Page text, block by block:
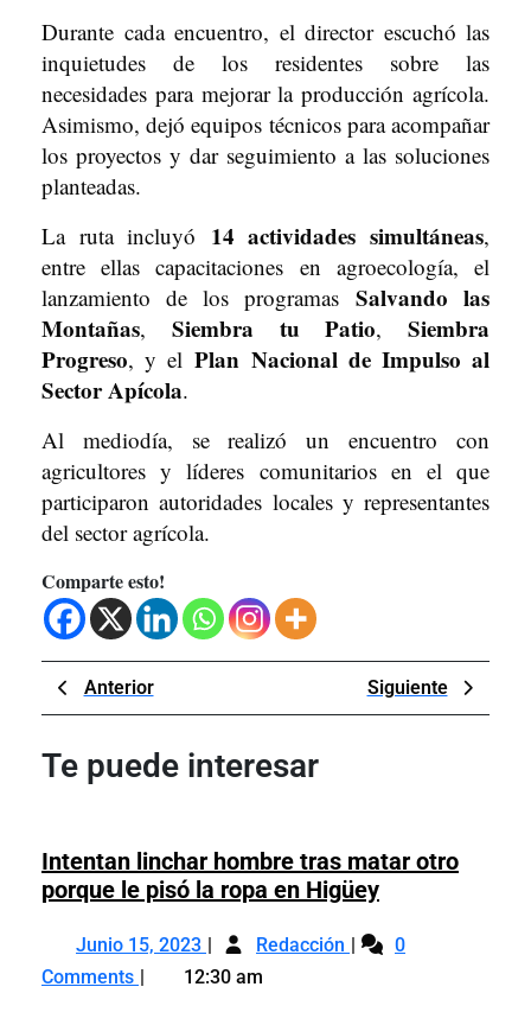
Durante cada encuentro, el director escuchó las
inquietudes de los residentes sobre las
necesidades para mejorar la producción agrícola.
Asimismo, dejó equipos técnicos para acompañar
los proyectos y dar seguimiento a las soluciones
planteadas.
La ruta incluyó 14 actividades simultáneas,
entre ellas capacitaciones en agroecología, el
lanzamiento de los programas Salvando las
Montañas,Siembra tu Patio, Siembra
Progreso, y elPlan Nacional de Impulso al
Sector Apícola.
Al mediodía, se realizó un encuentro con
agricultores y líderes comunitarios en el que
participaron autoridades locales y representantes
del sector agrícola.
Comparte esto!
Navegación
de
entradas
AnteriorPrevious
Post
Siguiente
Post
Te puede interesar
Intentan linchar hombre tras matar otro
porque le pisó la ropa en HigüeyIntentan
hombre
Junio 15, 2023 Junio
15,
Redacción Intentan
0
Comments
12:30 am